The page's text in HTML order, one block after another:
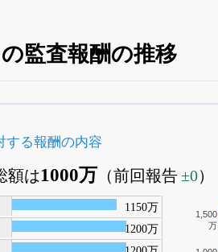
監査報酬の推移
をはじめる
米株版の先行利用も付きます
する報酬の内容
額は1000万 （前回報告±0）
1150万
1200万
1,500
万